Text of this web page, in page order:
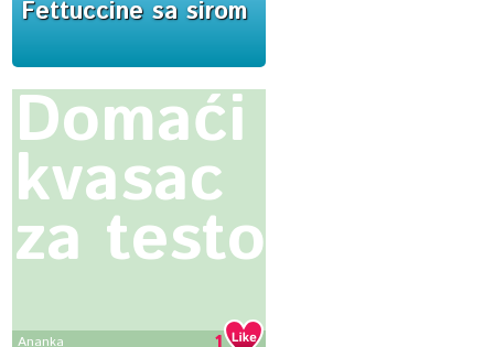
Fettuccine sa sirom
Domaći
kvasac
za testo
Ananka